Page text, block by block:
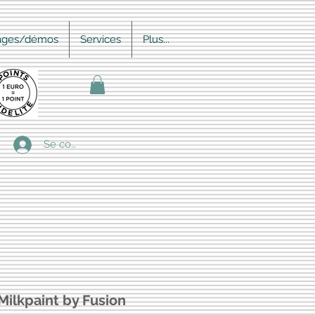
démos Services Plus...
Se connecter
by Fusion